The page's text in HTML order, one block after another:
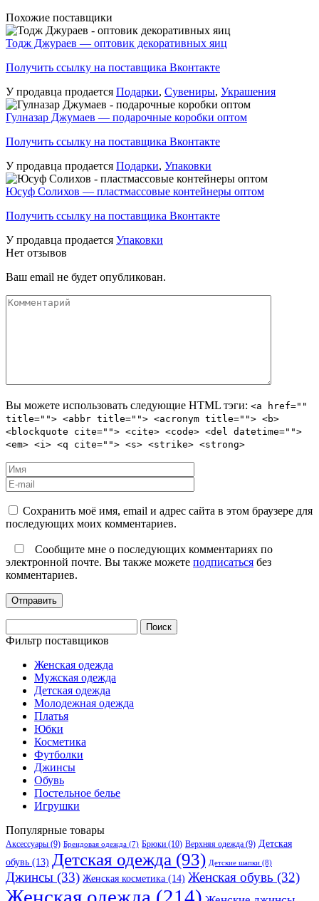
Похожие поставщики
Тодж Джураев — оптовик декоративных яиц
Получить ссылку на поставщика Вконтакте
У продавца продается Подарки, Сувениры, Украшения
Гулназар Джумаев — подарочные коробки оптом
Получить ссылку на поставщика Вконтакте
У продавца продается Подарки, Упаковки
Юсуф Солихов — пластмассовые контейнеры оптом
Получить ссылку на поставщика Вконтакте
У продавца продается Упаковки
Нет отзывов
Ваш email не будет опубликован.
Вы можете использовать следующие HTML тэги: <a href=""
title=""> <abbr title=""> <acronym title=""> <b>
<blockquote cite=""> <cite> <code> <del datetime="">
<em> <i> <q cite=""> <s> <strike> <strong>
Сохранить моё имя, email и адрес сайта в этом браузере для
последующих моих комментариев.
Сообщите мне о последующих комментариях по
электронной почте. Вы также можете подписаться без
комментариев.
Фильтр поставщиков
Женская одежда
Мужская одежда
Детская одежда
Молодежная одежда
Платья
Юбки
Косметика
Футболки
Джинсы
Обувь
Постельное белье
Игрушки
Популярные товары
Аксессуары (9) Брендовая одежда (7) Брюки (10) Верхняя одежда (9) Детская
обувь (13) Детская одежда (93) Детские шапки (8)
Джинсы (33) Женская косметика (14) Женская обувь (32)